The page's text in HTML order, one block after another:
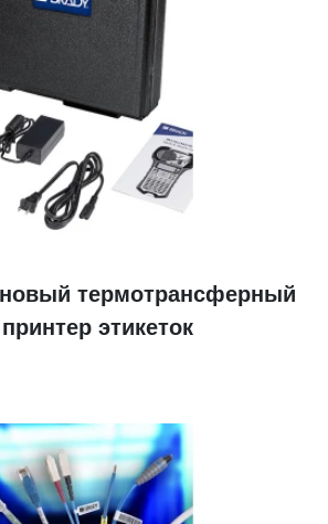
термотрансферный
этикеток